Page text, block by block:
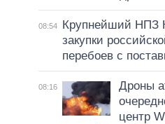
08:54
Крупнейший НПЗ
закупки
перебоев с
08:16
Дроны
центр